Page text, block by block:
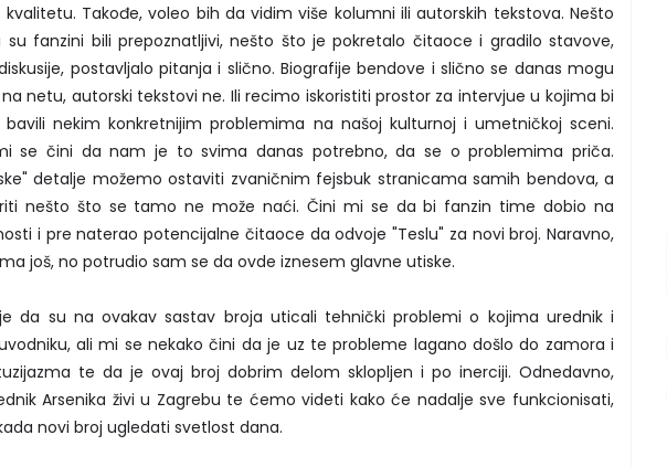
Takođe, voleo bih da vidim više kolumni ili autorskih tekstova. Nešto
fanzini bili prepoznatljivi, nešto što je pokretalo čitaoce i gradilo stavove,
postavljalo pitanja i slično. Biografije bendove i slično se danas mogu
netu, autorski tekstovi ne. Ili recimo iskoristiti prostor za intervjue u kojima bi
nekim konkretnijim problemima na našoj kulturnoj i umetničkoj sceni.
se čini da nam je to svima danas potrebno, da se o problemima priča.
detalje možemo ostaviti zvaničnim fejsbuk stranicama samih bendova, a
nešto što se tamo ne može naći. Čini mi se da bi fanzin time dobio na
i pre naterao potencijalne čitaoce da odvoje "Teslu" za novi broj. Naravno,
još, no potrudio sam se da ovde iznesem glavne utiske.
da su na ovakav sastav broja uticali tehnički problemi o kojima urednik i
ali mi se nekako čini da je uz te probleme lagano došlo do zamora i
te da je ovaj broj dobrim delom sklopljen i po inerciji. Odnedavno,
Arsenika živi u Zagrebu te ćemo videti kako će nadalje sve funkcionisati,
novi broj ugledati svetlost dana.